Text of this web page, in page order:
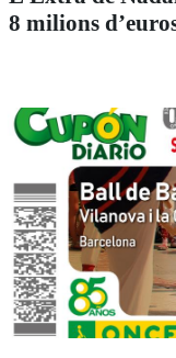
8 milions